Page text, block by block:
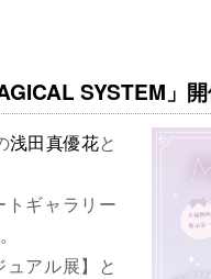
SYSTEM」開
浅田真優花と
トギャラリー
アル展】と